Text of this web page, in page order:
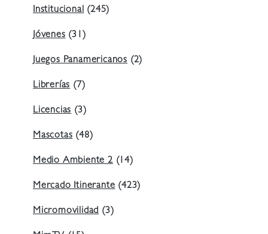
Institucional(245)
Jóvenes(31)
Juegos Panamericanos (2)
Librerías(7)
Licencias(3)
Mascotas(48)
Medio Ambiente 2(14)
Mercado Itinerante(423)
Micromovilidad(3)